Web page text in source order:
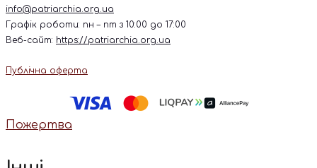
info@patriarchia.org.ua
Графік роботи: пн – пт з 10:00 до 17:00
Веб-сайт: https://patriarchia.org.ua
Публічна оферта
Пожертва